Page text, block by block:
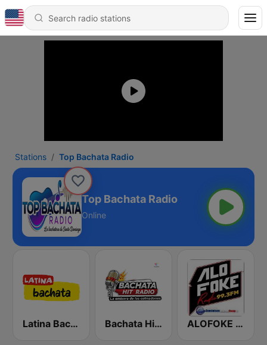
Stations Top Bachata Radio
Top Bachata Radio
Online
Latina Bachata Bachata Hit Radio ALOFOKE 99.3 FM